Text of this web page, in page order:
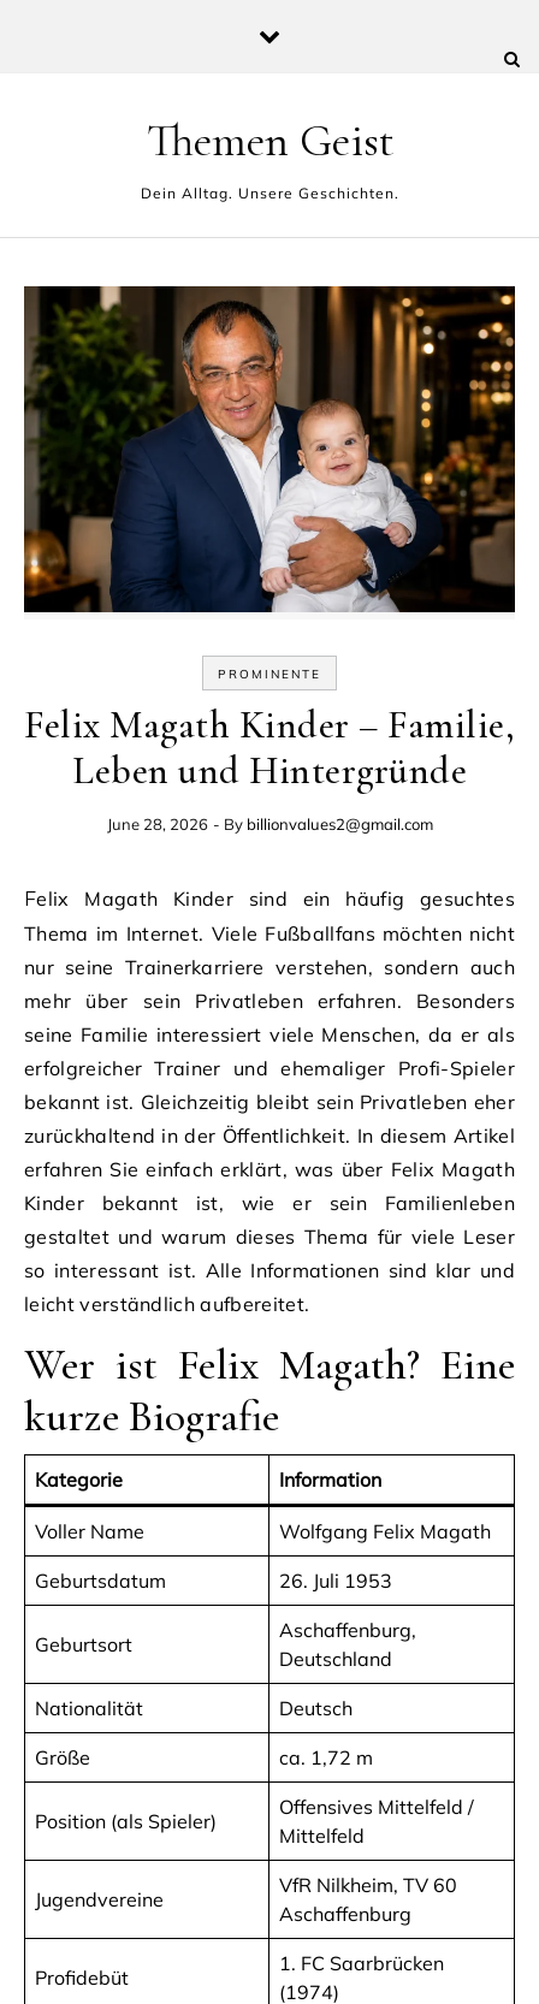
Themen Geist
Dein Alltag. Unsere Geschichten.
PROMINENTE
Felix Magath Kinder – Familie,
Leben und Hintergründe
June 28, 2026 - By billionvalues2@gmail.com
Felix Magath Kinder sind ein häufig gesuchtes
Thema im Internet. Viele Fußballfans möchten nicht
nur seine Trainerkarriere verstehen, sondern auch
mehr über sein Privatleben erfahren. Besonders
seine Familie interessiert viele Menschen, da er als
erfolgreicher Trainer und ehemaliger Profi-Spieler
bekannt ist. Gleichzeitig bleibt sein Privatleben eher
zurückhaltend in der Öffentlichkeit. In diesem Artikel
erfahren Sie einfach erklärt, was über Felix Magath
Kinder bekannt ist, wie er sein Familienleben
gestaltet und warum dieses Thema für viele Leser
so interessant ist. Alle Informationen sind klar und
leicht verständlich aufbereitet.
Wer ist Felix Magath? Eine
kurze Biografie
Kategorie Information
Voller Name Wolfgang Felix Magath
Geburtsdatum 26. Juli 1953
Geburtsort
Aschaffenburg,
Deutschland
Nationalität Deutsch
Größe ca. 1,72 m
Position (als Spieler)
Offensives Mittelfeld /
Mittelfeld
Jugendvereine
VfR Nilkheim, TV 60
Aschaffenburg
Profidebüt
1. FC Saarbrücken
(1974)